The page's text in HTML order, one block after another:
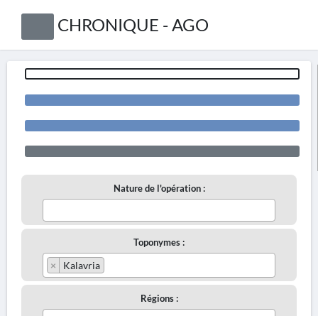
CHRONIQUE - AGO
Nature de l'opération :
Toponymes :
× Kalavria
Régions :